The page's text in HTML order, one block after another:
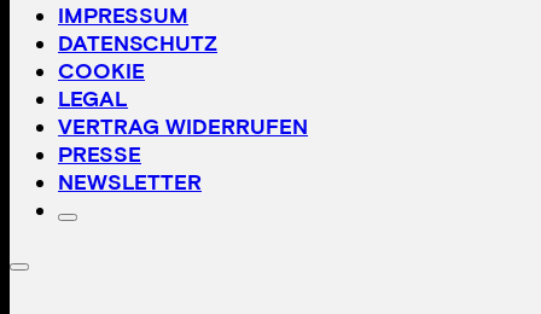
IMPRESSUM
DATENSCHUTZ
COOKIE
LEGAL
VERTRAG WIDERRUFEN
PRESSE
NEWSLETTER